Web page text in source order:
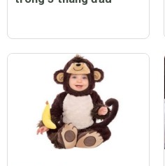
13 dấu hiệu mang thai